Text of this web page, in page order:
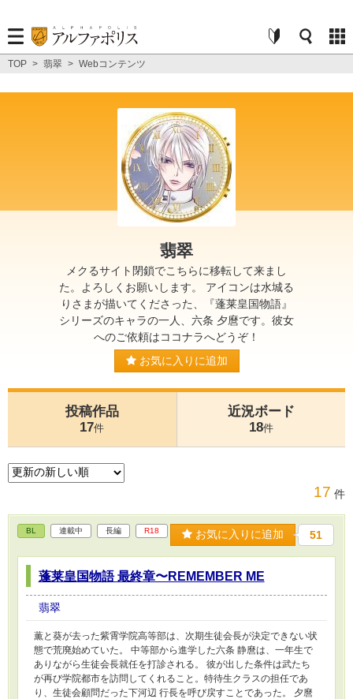
TOP > 翡翠 > Webコンテンツ
翡翠
メクるサイト閉鎖でこちらに移転して来まし
た。よろしくお願いします。 アイコンは水城る
りさまが描いてくださった、『蓬莱皇国物語』
シリーズのキャラの一人、六条 夕麿です。彼女
へのご依頼はココナラへどうぞ！
お気に入りに追加
投稿作品
17件
近況ボード
18件
17 件
BL 連載中 長編 R18 お気に入りに追加 51
蓬莱皇国物語 最終章〜REMEMBER ME
翡翠
薫と葵が去った紫霄学院高等部は、次期生徒会長が決定できない状
態で荒廃始めていた。 中等部から進学した六条 静麿は、一年生で
ありながら生徒会長就任を打診される。 彼が出した条件は武たち
が再び学院都市を訪問してくれること。特待生クラスの担任であ
り、生徒会顧問だった下河辺 行長を呼び戻すことであった。 夕麿